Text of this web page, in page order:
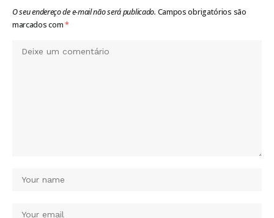
O seu endereço de e-mail não será publicado. Campos obrigatórios são
marcados com*